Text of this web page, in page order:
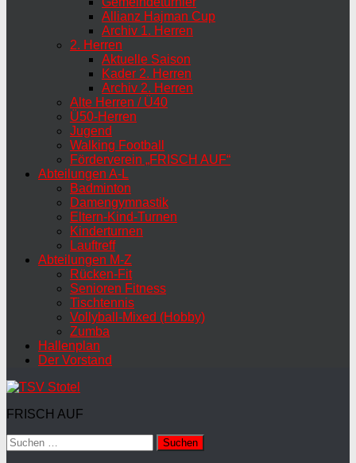
Allianz Hajman Cup
Archiv 1. Herren
2. Herren
Aktuelle Saison
Kader 2. Herren
Archiv 2. Herren
Alte Herren / Ü40
Ü50-Herren
Jugend
Walking Football
Förderverein „FRISCH AUF“
Abteilungen A-L
Badminton
Damengymnastik
Eltern-Kind-Turnen
Kinderturnen
Lauftreff
Abteilungen M-Z
Rücken-Fit
Senioren Fitness
Tischtennis
Vollyball-Mixed (Hobby)
Zumba
Hallenplan
Der Vorstand
FRISCH AUF
Suchen
nach: